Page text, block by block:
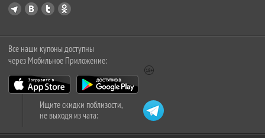
Все наши купоны доступны
через Мобильное Приложение:
Ищите скидки поблизости,
не выходя из чата: